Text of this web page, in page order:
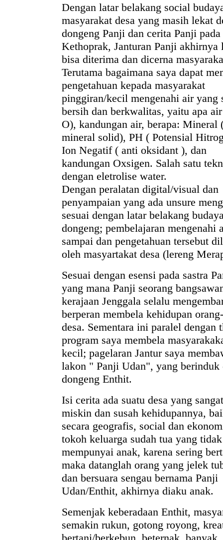
Dengan latar belakang social
masyarakat desa yang masih lekat
dongeng Panji dan cerita Panji pada
Kethoprak, Janturan Panji akhirnya
bisa diterima dan dicerna
Terutama bagaimana saya dapat
pengetahuan kepada masyarakat
pinggiran/kecil mengenahi air yang
bersih dan berkwalitas, yaitu apa
O), kandungan air, berapa: Mineral
mineral solid), PH ( Potensial
Ion Negatif ( anti oksidant ), dan
kandungan Oxsigen. Salah satu
dengan eletrolise water.
Dengan peralatan digital/visual dan
penyampaian yang ada unsure
sesuai dengan latar belakang
dongeng; pembelajaran mengenahi
sampai dan pengetahuan tersebut
oleh masyartakat desa (lereng
Sesuai dengan esensi pada sastra
yang mana Panji seorang
kerajaan Jenggala selalu
berperan membela kehidupan
desa. Sementara ini paralel dengan
program saya membela
kecil; pagelaran Jantur saya
lakon " Panji Udan", yang berinduk
dongeng Enthit.
Isi cerita ada suatu desa yang sangat
miskin dan susah kehidupannya,
secara geografis, social dan
tokoh keluarga sudah tua yang tidak
mempunyai anak, karena sering
maka datanglah orang yang jelek
dan bersuara sengau bernama Panji
Udan/Enthit, akhirnya diaku anak.
Semenjak keberadaan Enthit,
semakin rukun, gotong royong,